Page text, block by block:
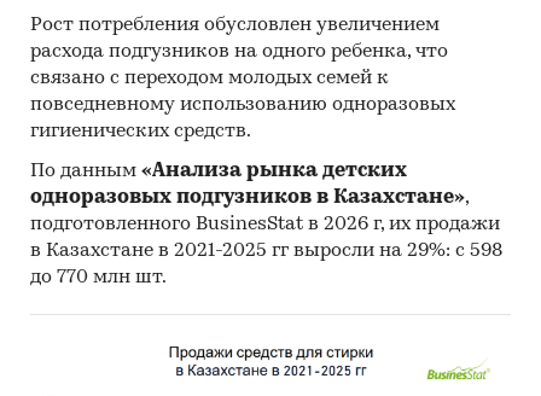
производство превышало объем импортных
поставок в 2,4 раз, а сальдо торгового баланса
было положительное и составляло 24,5 тыс.т.
- Лучшие производственные показатели
демонстрирует Северо-Казахстанская область с
объемом выпуска продукции, составляющим
81,2 тыс.т продукции.
- Что касается результатов
сельскохозяйственной деятельности АПК в
2022 г., посевные площади гороха выросли,
Северо-Казахстанская область имеет
наибольшие посевы для выращивания
культуры, а максимальную урожайность
Рост потребления обусловлен увеличением
расхода подгузников на одного ребенка, что
связано с переходом молодых семей к
повседневному использованию одноразовых
гигиенических средств.
По данным «Анализа рынка детских
одноразовых подгузников в Казахстане»,
подготовленного BusinesStat в 2026 г, их продажи
в Казахстане в 2021-2025 гг выросли на 29%: с 598
до 770 млн шт.